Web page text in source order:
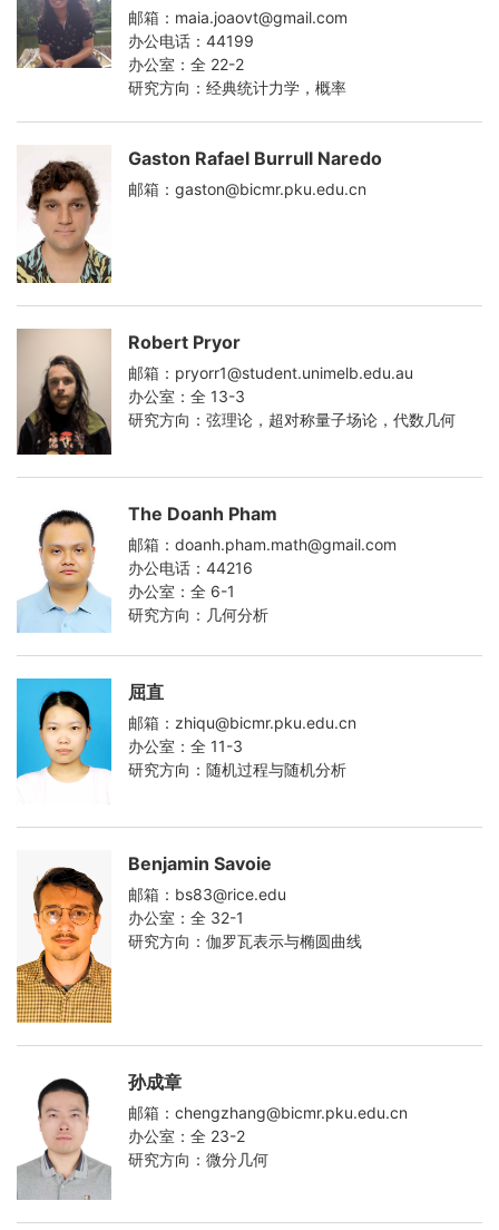
邮箱：maia.joaovt@gmail.com
办公电话：44199
办公室：全 22-2
研究方向：经典统计力学，概率
Gaston Rafael Burrull Naredo
邮箱：gaston@bicmr.pku.edu.cn
Robert Pryor
邮箱：pryorr1@student.unimelb.edu.au
办公室：全 13-3
研究方向：弦理论，超对称量子场论，代数几何
The Doanh Pham
邮箱：doanh.pham.math@gmail.com
办公电话：44216
办公室：全 6-1
研究方向：几何分析
屈直
邮箱：zhiqu@bicmr.pku.edu.cn
办公室：全 11-3
研究方向：随机过程与随机分析
Benjamin Savoie
邮箱：bs83@rice.edu
办公室：全 32-1
研究方向：伽罗瓦表示与椭圆曲线
孙成章
邮箱：chengzhang@bicmr.pku.edu.cn
办公室：全 23-2
研究方向：微分几何